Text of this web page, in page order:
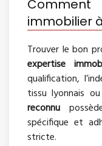
immobilier
Trouver le bon
expertise
qualification,
tissu lyonnais
reconnu
spécifique et
stricte.